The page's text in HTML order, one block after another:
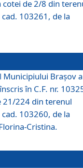
cotei de 2/8 din
103261, de la
Municipiului Braşov a
în C.F. nr.
21/224 din terenul
103260, de la
Cristina.